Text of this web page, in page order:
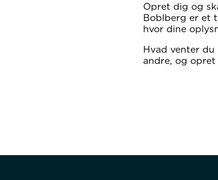
Opret dig og
Boblberg er et
hvor dine
Hvad venter du
andre, og